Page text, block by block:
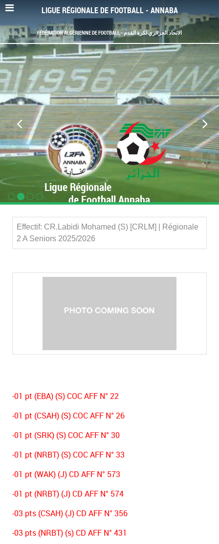
LIGUE RÉGIONALE DE FOOTBALL - ANNABA
FÉDÉRATION ALGÉRIENNE DE FOOTBALL - الاتحاد الجزائري لكرة القدم
Ligue Régionale
de Football Annaba
Effectif: CR.Labidi Mohamed (S) [CRLM] | Régionale
2 A Seniors 2025/2026
-01 pt (EBA) (S) COC AFF N° 22
-01 pt (CSAH) (S) COC AFF N° 26
-01 pt (SRK) (S) COC AFF N° 30
-01 pt (NRBT) (S) COC AFF N° 33
-01 pt (WAK) (J) CD AFF N° 573
-01 pt (NRBT) (J) CD AFF N° 574
-03 pts (CSAH) (J) CD AFF N° 356
-03 pts (NRBT) (s) CD AFF N° 431